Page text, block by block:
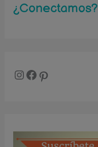
¿Conectamos?